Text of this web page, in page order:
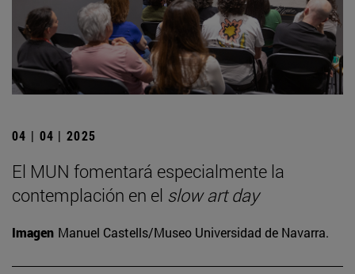
04 | 04 | 2025
El MUN fomentará especialmente la
contemplación en el slow art day
Imagen Manuel Castells/Museo Universidad de Navarra.